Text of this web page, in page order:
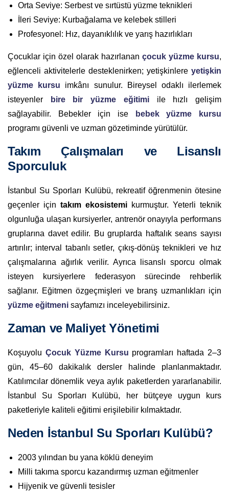
Orta Seviye: Serbest ve sırtüstü yüzme teknikleri
İleri Seviye: Kurbağalama ve kelebek stilleri
Profesyonel: Hız, dayanıklılık ve yarış hazırlıkları
Çocuklar için özel olarak hazırlanan çocuk yüzme kursu,
eğlenceli aktivitelerle desteklenirken; yetişkinlere yetişkin
yüzme kursu imkânı sunulur. Bireysel odaklı ilerlemek
isteyenler
bire bir yüzme eğitimiile hızlı gelişim
sağlayabilir. Bebekler için ise
bebek yüzme kursu
programı güvenli ve uzman gözetiminde yürütülür.
Takım Çalışmaları ve Lisanslı
Sporculuk
İstanbul Su Sporları Kulübü, rekreatif öğrenmenin ötesine
geçenler için takım ekosistemi kurmuştur. Yeterli teknik
olgunluğa ulaşan kursiyerler, antrenör onayıyla performans
gruplarına davet edilir. Bu gruplarda haftalık seans sayısı
artırılır; interval tabanlı setler, çıkış-dönüş teknikleri ve hız
çalışmalarına ağırlık verilir. Ayrıca lisanslı sporcu olmak
isteyen kursiyerlere federasyon sürecinde rehberlik
sağlanır. Eğitmen özgeçmişleri ve branş uzmanlıkları için
yüzme eğitmeni sayfamızı inceleyebilirsiniz.
Zaman ve Maliyet Yönetimi
Koşuyolu Çocuk Yüzme Kursu programları haftada 2–3
gün, 45–60 dakikalık dersler halinde planlanmaktadır.
Katılımcılar dönemlik veya aylık paketlerden yararlanabilir.
İstanbul Su Sporları Kulübü, her bütçeye uygun kurs
paketleriyle kaliteli eğitimi erişilebilir kılmaktadır.
Neden İstanbul Su Sporları Kulübü?
2003 yılından bu yana köklü deneyim
Milli takıma sporcu kazandırmış uzman eğitmenler
Hijyenik ve güvenli tesisler